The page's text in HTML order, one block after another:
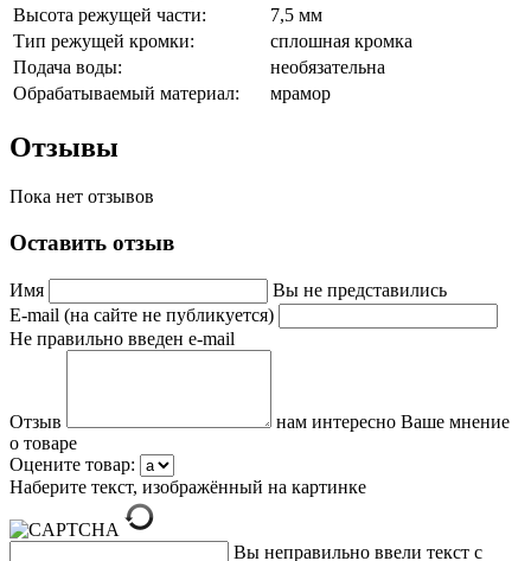
Высота режущей части:
7,5 мм
Тип режущей кромки:
сплошная кромка
Подача воды:
необязательна
Обрабатываемый материал:
мрамор
Отзывы
Пока нет отзывов
Оставить отзыв
Имя
Вы не представились
E-mail (на сайте не публикуется)
Не правильно введен e-mail
Отзыв
нам интересно Ваше мнение
о товаре
Оцените товар:
Наберите текст, изображённый на картинке
Вы неправильно ввели текст с